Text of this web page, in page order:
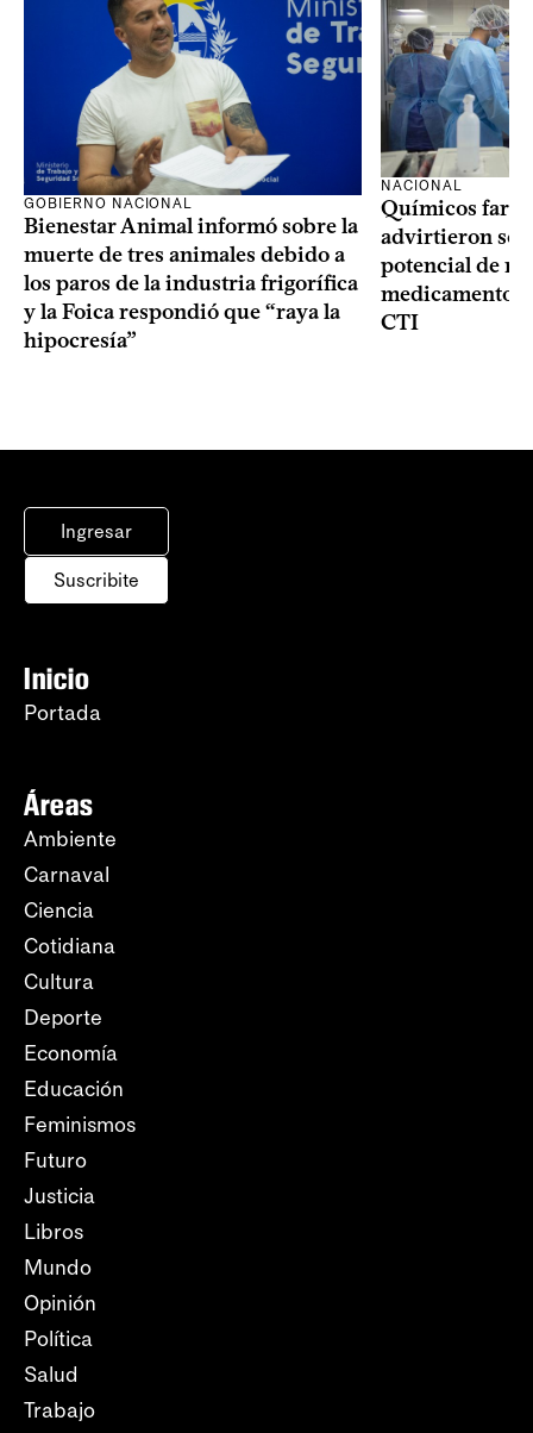
GOBIERNO NACIONAL
Bienestar Animal informó sobre la
muerte de tres animales debido a
los paros de la industria frigorífica
y la Foica respondió que “raya la
hipocresía”
NACIONAL
Químicos
advirtieron
potencial de
medicamentos
CTI
Ingresar
Suscribite
Inicio
Portada
Áreas
Ambiente
Carnaval
Ciencia
Cotidiana
Cultura
Deporte
Economía
Educación
Feminismos
Futuro
Justicia
Libros
Mundo
Opinión
Política
Salud
Trabajo